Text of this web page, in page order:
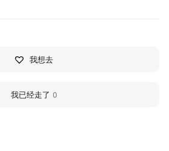
我想去
我已经走了 0